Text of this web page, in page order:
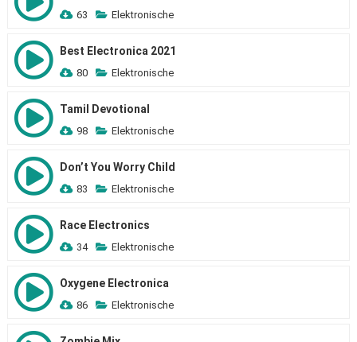
63 Elektronische
Best Electronica 2021
80 Elektronische
Tamil Devotional
98 Elektronische
Don’t You Worry Child
83 Elektronische
Race Electronics
34 Elektronische
Oxygene Electronica
86 Elektronische